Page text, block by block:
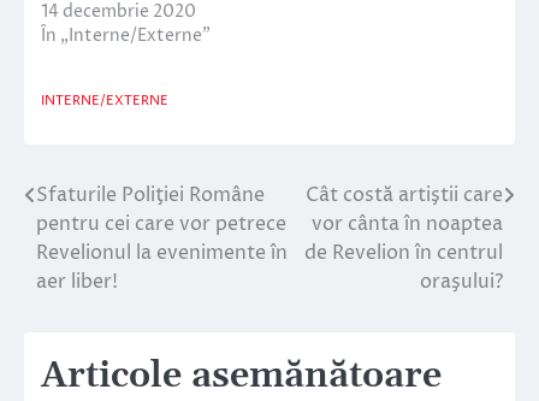
14 decembrie 2020
În „Interne/Externe”
INTERNE/EXTERNE
Navigare
în
articole
Sfaturile Poliţiei Române
pentru cei care vor petrece
Revelionul la evenimente în
aer liber!
Cât costă artiştii care
vor cânta în noaptea
de Revelion în centrul
oraşului?
Articole asemănătoare